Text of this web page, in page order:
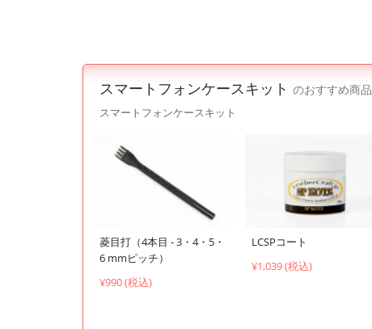
スマートフォンケースキット のおすすめ商品
スマートフォンケースキット
菱目打（4本目 - 3・4・5・
6 mmピッチ）
¥990 (税込)
LCSPコート
¥1,039 (税込)